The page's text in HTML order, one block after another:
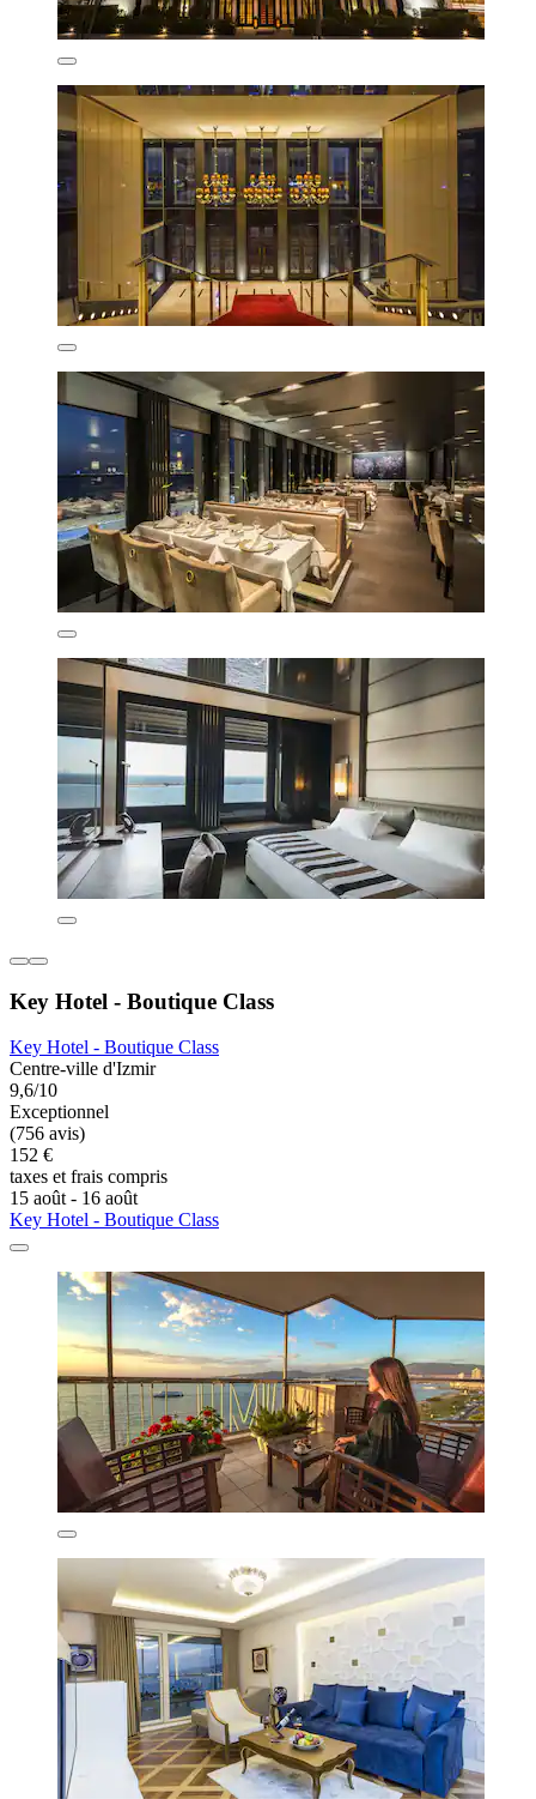
Key Hotel - Boutique Class
Key Hotel - Boutique Class
Centre-ville d'Izmir
9,6/10
Exceptionnel
(756 avis)
152 €
taxes et frais compris
15 août - 16 août
Key Hotel - Boutique Class